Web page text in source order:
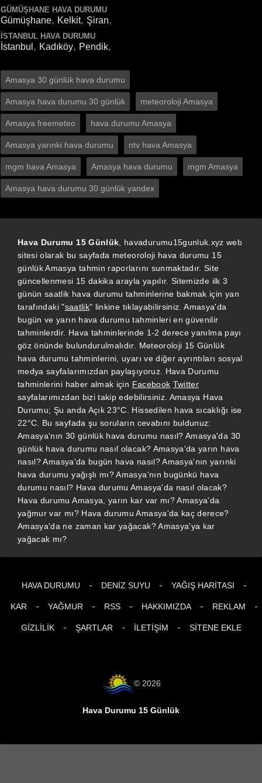
GÜMÜŞHANE HAVA DURUMU
Gümüşhane, Kelkit, Şiran,
İSTANBUL HAVA DURUMU
İstanbul , Kadıköy, Pendik,
Amasya 30 günlük hava durumu
Amasya hava durumu 30 günlük meteoroloji Amasya
Amasya freemeteo hava durumu Amasya
Amasya yarınki hava durumu ntv hava Amasya
mgm hava Amasya Amasya hava durumu mgm Amasya
Amasya hava durumu 30 günlük yandex
Hava Durumu 15 Günlük , havadurumu15gunluk.xyz web
sitesi olarak bu sayfada meteoroloji hava durumu 15
günlük Amasya tahmin raporlarını sunmaktadır. Site
güncellenmesi 15 dakika arayla yapılır. Sitemizde ilk 3
günün saatlik hava durumu tahminlerine bakmak için yan
tarafındaki "saatlik" linkine tıklayabilirsiniz. Amasya'da
bugün ve yarın hava durumu tahminleri en güvenilir
tahminlerdir. Hava tahminlerinde 1-2 derece yanılma payı
göz önünde bulundurulmalıdır. Meteoroloji 15 Günlük
hava durumu tahminlerini, uyarı ve diğer ayrıntıları sosyal
medya sayfalarımızdan paylaşıyoruz. Hava Durumu
tahminlerini haber almak için Facebook Twitter
sayfalarımızdan bizi takip edebilirsiniz. Amasya Hava
Durumu; Şu anda Açık 23°C. Hissedilen hava sıcaklığı ise
22°C. Bu sayfada şu soruların cevabını buldunuz:
Amasya'nın 30 günlük hava durumu nasıl? Amasya'da 30
günlük hava durumu nasıl olacak? Amasya'da yarın hava
nasıl? Amasya'da bugün hava nasıl? Amasya'nın yarınki
hava durumu yağışlı mı? Amasya'nın bugünkü hava
durumu nasıl? Hava durumu Amasya'da nasıl olacak?
Hava durumu Amasya, yarın kar var mı? Amasya'da
yağmur var mı? Hava durumu Amasya'da kaç derece?
Amasya'da ne zaman kar yağacak? Amasya'ya kar
yağacak mı?
HAVA DURUMU - DENIZ SUYU - YAĞIŞ HARITASI -
KAR - YAĞMUR - RSS - HAKKIMIZDA - REKLAM -
GIZLILIK - ŞARTLAR - İLETIŞIM - SITENE EKLE
© 2026
Hava Durumu 15 Günlük